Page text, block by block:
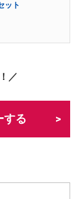
ット
／
する